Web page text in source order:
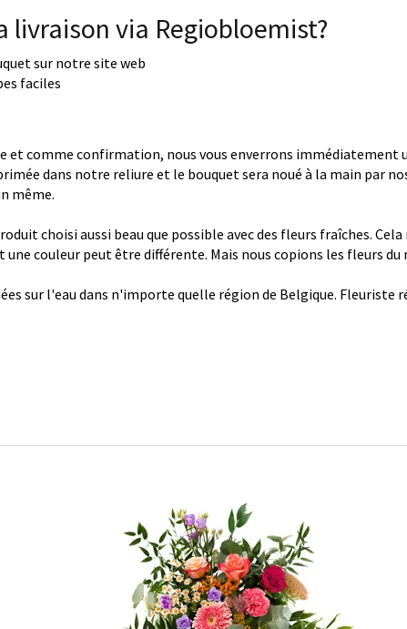
via Regiobloemist?
sur notre site web
faciles
et comme confirmation, nous vous enverrons immédiatement
dans notre reliure et le bouquet sera noué à la main par
même.
choisi aussi beau que possible avec des fleurs fraîches.
couleur peut être différente. Mais nous copions les fleurs du
sur l'eau dans n'importe quelle région de Belgique.